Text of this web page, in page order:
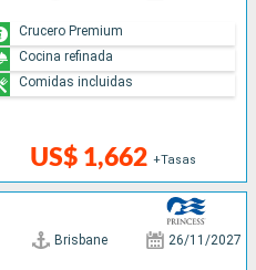
US$ 1,662 +Tasas
Crucero Premium
Cocina refinada
Comidas incluidas
Brisbane 26/11/2027